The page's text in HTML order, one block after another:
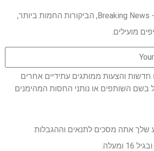
קבל גישה מיידית ל- Breaking News, הביקורות החמות ביותר,
מועילים.
חדשות והצעות ממותגים עתידיים אחרים
בשם השותפים או נותני החסות המהימנים
שלך אתה מסכים לתנאים וההגבלות
ומעלה.